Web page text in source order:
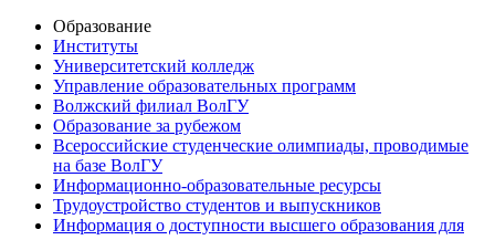
Образование
Институты
Университетский колледж
Управление образовательных программ
Волжский филиал ВолГУ
Образование за рубежом
Всероссийские студенческие олимпиады, проводимые
на базе ВолГУ
Информационно-образовательные ресурсы
Трудоустройство студентов и выпускников
Информация о доступности высшего образования для